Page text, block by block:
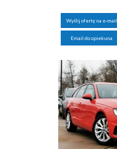
Wyślij ofertę na e-mail
Email do opiekuna